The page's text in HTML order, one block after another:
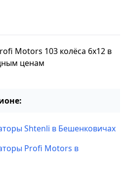
Motors 103 колёса 6х12 в
ценам
Shtenli в Бешенковичах
Profi Motors в